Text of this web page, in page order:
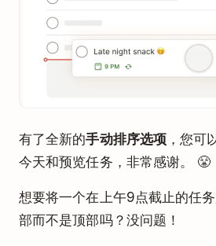
有了全新的手动排序选项，您可
今天和预览任务，非常感谢。 😤
想要将一个在上午9点截止的任
部而不是顶部吗？没问题！